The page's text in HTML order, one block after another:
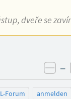
dveře se
–
Forum
anmelden